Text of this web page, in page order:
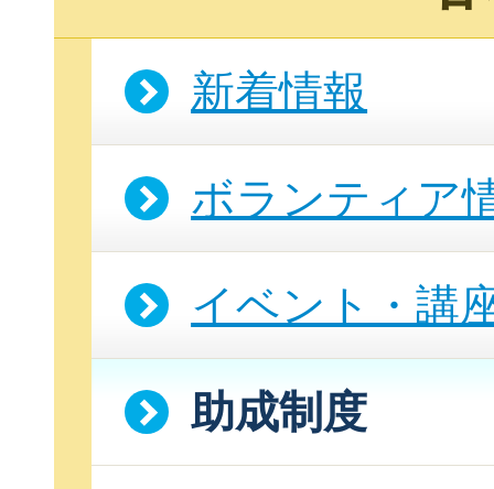
新着情報
ボランティア
イベント・講
助成制度